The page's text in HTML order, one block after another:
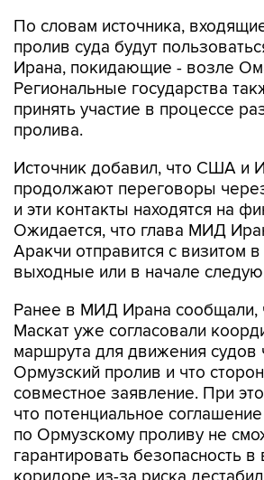
По словам источника,
пролив суда будут
Ирана, покидающие - возле
Региональные государства
принять участие в процессе
пролива.
Источник добавил, что США и
продолжают переговоры
и эти контакты находятся на
Ожидается, что глава МИД
Аракчи отправится с визитом
выходные или в начале
Ранее в МИД Ирана сообщали,
Маскат уже согласовали
маршрута для движения судов
Ормузский пролив и что
совместное заявление. При
что потенциальное
по Ормузскому проливу не
гарантировать безопасность